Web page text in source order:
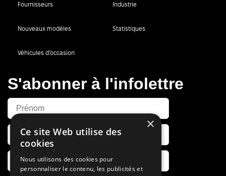
Fournisseurs Industrie
Nouveaux modèles Statistiques
Véhicules d’occasion
S'abonner à l'infolettre
×
Ce site Web utilise des
cookies
Nous utilisons des cookies pour
personnaliser le contenu, les publicités et